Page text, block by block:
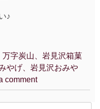
♪
万字炭山、岩見沢箱菓
やげ、岩見沢おみや
comment